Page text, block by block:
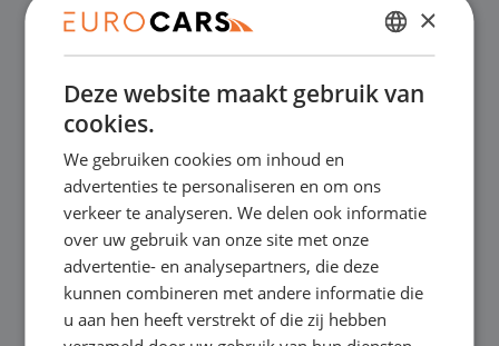
Financial lease – Soepele acceptatie
Gratis thuisbezorgd bij online aankoop
Onze showrooms
Je bent van harte welkom in een van onze
DUTCH
ENGLISH
×
Deze website maakt gebruik van
cookies.
We gebruiken cookies om inhoud en
advertenties te personaliseren en om ons
verkeer te analyseren. We delen ook informatie
over uw gebruik van onze site met onze
advertentie- en analysepartners, die deze
kunnen combineren met andere informatie die
u aan hen heeft verstrekt of die zij hebben